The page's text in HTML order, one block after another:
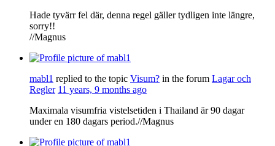
Hade tyvärr fel där, denna regel gäller tydligen inte längre,
sorry!!
//Magnus
mabl1 replied to the topic Visum? in the forum Lagar och
Regler 11 years, 9 months ago
Maximala visumfria vistelsetiden i Thailand är 90 dagar
under en 180 dagars period.//Magnus